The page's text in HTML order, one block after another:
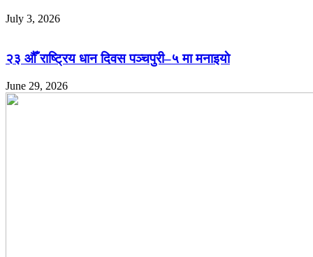
July 3, 2026
२३ औँ राष्ट्रिय धान दिवस पञ्चपुरी–५ मा मनाइयाे
June 29, 2026